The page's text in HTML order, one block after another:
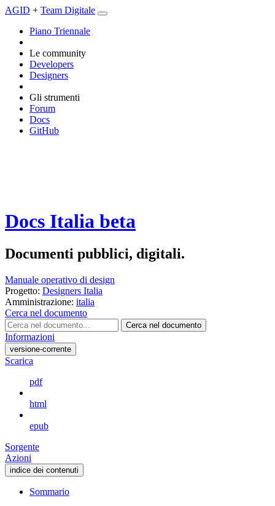
AGID + Team Digitale
Piano Triennale
Le community
Developers
Designers
Gli strumenti
Forum
Docs
GitHub
Docs Italia beta
Documenti pubblici, digitali.
Manuale operativo di design
Progetto: Designers Italia
Amministrazione: italia
Cerca nel documento
Cerca nel documento
Informazioni
versione-corrente
Scarica
pdf
html
epub
Sorgente
Azioni
indice dei contenuti
Sommario